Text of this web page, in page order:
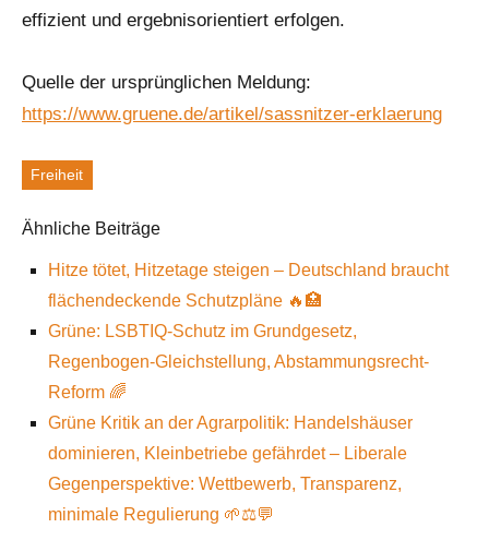
effizient und ergebnisorientiert erfolgen.
Quelle der ursprünglichen Meldung:
https://www.gruene.de/artikel/sassnitzer-erklaerung
Schlagworte
Freiheit
Ähnliche Beiträge
Hitze tötet, Hitzetage steigen – Deutschland braucht
flächendeckende Schutzpläne 🔥🏥
Grüne: LSBTIQ-Schutz im Grundgesetz,
Regenbogen-Gleichstellung, Abstammungsrecht-
Reform 🌈
Grüne Kritik an der Agrarpolitik: Handelshäuser
dominieren, Kleinbetriebe gefährdet – Liberale
Gegenperspektive: Wettbewerb, Transparenz,
minimale Regulierung 🌱⚖️💬